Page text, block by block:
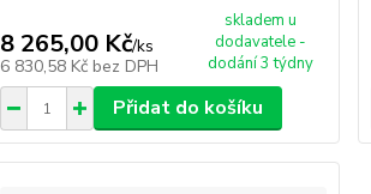
8 265,00 Kč/ks
6 830,58 Kč bez DPH
skladem u
dodavatele -
dodání 3 týdny
Přidat do košíku